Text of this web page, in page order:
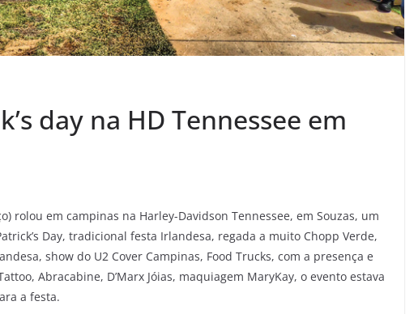
day na HD Tennessee em
rolou em campinas na Harley-Davidson Tennessee, em Souzas, um
Day, tradicional festa Irlandesa, regada a muito Chopp Verde,
show do U2 Cover Campinas, Food Trucks, com a presença e
Abracabine, D’Marx Jóias, maquiagem MaryKay, o evento estava
a festa.